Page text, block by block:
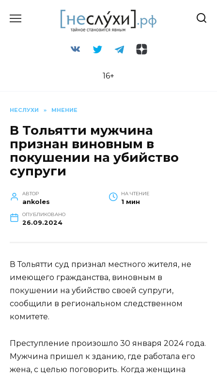
16+
НЕСЛУХИ » МНЕНИЕ
В Тольятти мужчина
признан виновным в
покушении на убийство
супруги
АВТОР
ankoles
НА ЧТЕНИЕ
1 мин
ОПУБЛИКОВАНО
26.09.2024
В Тольятти суд признал местного жителя, не
имеющего гражданства, виновным в
покушении на убийство своей супруги,
сообщили в региональном следственном
комитете.
Преступление произошло 30 января 2024 года.
Мужчина пришел к зданию, где работала его
жена, с целью поговорить. Когда женщина